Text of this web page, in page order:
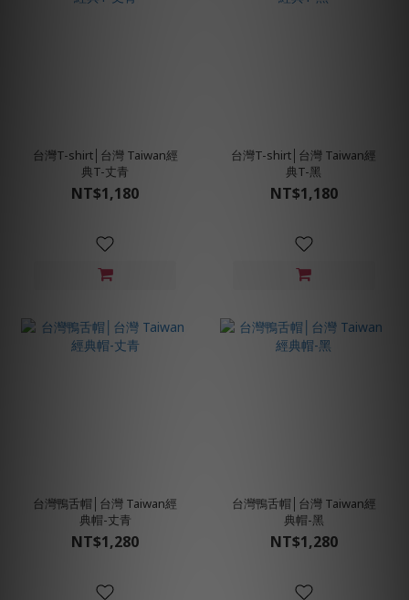
台灣T-shirt│台灣 Taiwan經
典T-丈青
NT$1,180
台灣T-shirt│台灣 Taiwan經
典T-黑
NT$1,180
台灣鴨舌帽│台灣 Taiwan經
典帽-丈青
NT$1,280
台灣鴨舌帽│台灣 Taiwan經
典帽-黑
NT$1,280